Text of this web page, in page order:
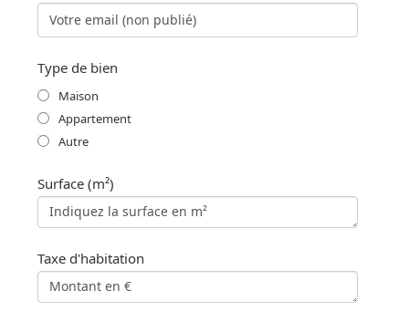
Type de bien
Maison
Appartement
Autre
Surface (m²)
Taxe d'habitation